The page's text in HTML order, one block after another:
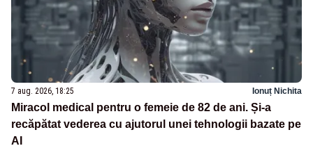
7 aug. 2026, 18:25 Ionuț Nichita
Miracol medical pentru o femeie de 82 de ani. Și-a
recăpătat vederea cu ajutorul unei tehnologii bazate pe
AI